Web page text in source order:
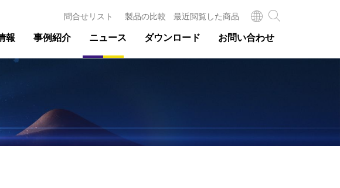
報 事例紹介 ニュース ダウンロード お問い合わせ
問合せリスト 製品の比較 最近閲覧した商品